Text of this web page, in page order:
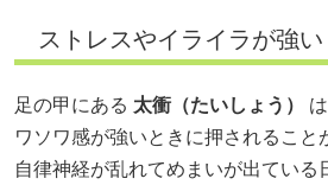
ストレスやイライラが強
足の甲にある 太衝（たいしょう）
ワソワ感が強いときに押されること
自律神経が乱れてめまいが出ている